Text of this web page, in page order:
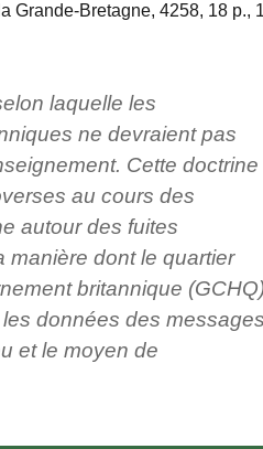
Grande-Bretagne, 4258, 18 p.,
laquelle les
ne devraient pas
Cette doctrine
au cours des
autour des fuites
manière dont le quartier
britannique
données des
et le moyen de